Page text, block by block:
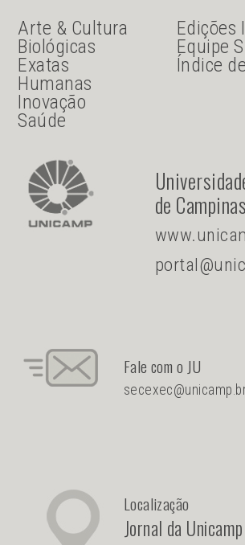
JU Menu acesso rápido
Arte & Cultura
Biológicas
Exatas
Humanas
Inovação
Saúde
JU
Edições
Equipe
Índice
de Campinas
Fale com o JU
Localização
Jornal da Unicamp